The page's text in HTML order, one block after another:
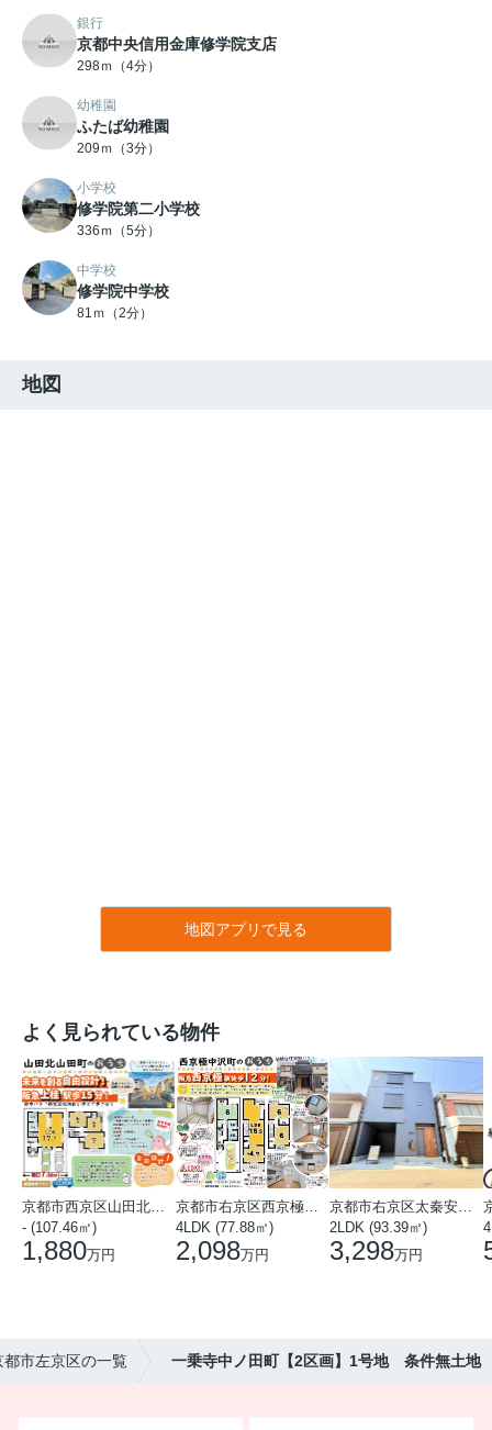
銀行
京都中央信用金庫修学院支店
298ｍ（4分）
幼稚園
ふたば幼稚園
209ｍ（3分）
小学校
修学院第二小学校
336ｍ（5分）
中学校
修学院中学校
81ｍ（2分）
地図
地図アプリで見る
よく見られている物件
京都市西京区山田北山田町
- (107.46㎡)
1,880万円
京都市右京区西京極中沢町
4LDK (77.88㎡)
2,098万円
京都市右京区太秦安井藤ノ木町
2LDK (93.39㎡)
3,298万円
市左京区の一覧 一乗寺中ノ田町【2区画】1号地 条件無土地